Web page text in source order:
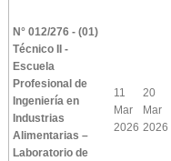
N° 012/276 - (01)
Técnico II -
Escuela
Profesional de
Ingeniería en
Industrias
Alimentarias –
Laboratorio de
11
Mar
2026
20
Mar
2026